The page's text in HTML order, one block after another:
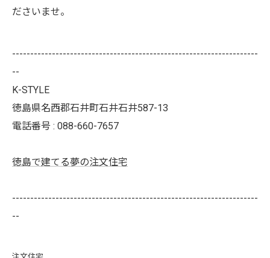
ださいませ。
--------------------------------------------------------------------
--
K-STYLE
徳島県名西郡石井町石井石井587-13
電話番号 : 088-660-7657
徳島で建てる夢の注文住宅
--------------------------------------------------------------------
--